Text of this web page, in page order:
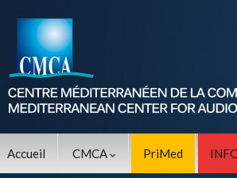
Accueil CMCA PriMed